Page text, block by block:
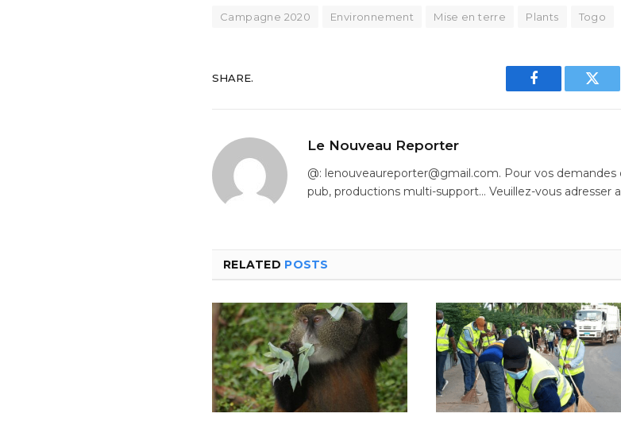
Campagne 2020 Environnement Mise en terre Plants Togo
SHARE.
Facebook
Le Nouveau Reporter
@: lenouveaureporter@gmail.com. Pour vos
pub, productions multi-support… Veuillez-vous adresser
RELATED POSTS